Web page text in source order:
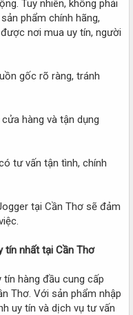
Tuy nhiên, không phải
phẩm chính hãng,
nơi mua uy tín, người
gốc rõ ràng, tránh
hàng và tận dụng
tư vấn tận tình, chính
tại Cần Thơ sẽ đảm
tín nhất tại Cần Thơ
hàng đầu cung cấp
Thơ. Với sản phẩm nhập
uy tín và dịch vụ tư vấn